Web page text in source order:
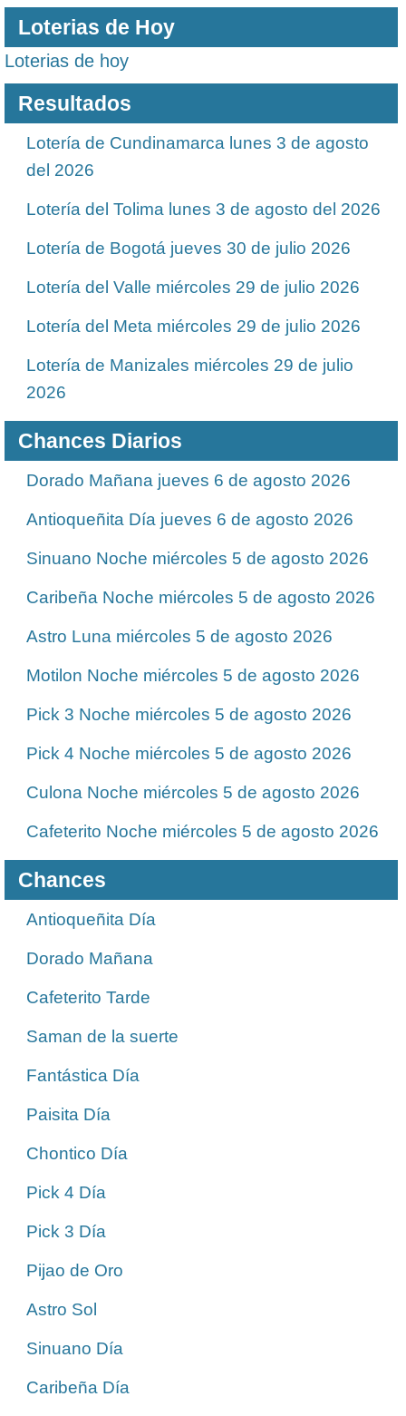
Loterias de Hoy
Loterias de hoy
Resultados
Lotería de Cundinamarca lunes 3 de agosto
del 2026
Lotería del Tolima lunes 3 de agosto del 2026
Lotería de Bogotá jueves 30 de julio 2026
Lotería del Valle miércoles 29 de julio 2026
Lotería del Meta miércoles 29 de julio 2026
Lotería de Manizales miércoles 29 de julio
2026
Chances Diarios
Dorado Mañana jueves 6 de agosto 2026
Antioqueñita Día jueves 6 de agosto 2026
Sinuano Noche miércoles 5 de agosto 2026
Caribeña Noche miércoles 5 de agosto 2026
Astro Luna miércoles 5 de agosto 2026
Motilon Noche miércoles 5 de agosto 2026
Pick 3 Noche miércoles 5 de agosto 2026
Pick 4 Noche miércoles 5 de agosto 2026
Culona Noche miércoles 5 de agosto 2026
Cafeterito Noche miércoles 5 de agosto 2026
Chances
Antioqueñita Día
Dorado Mañana
Cafeterito Tarde
Saman de la suerte
Fantástica Día
Paisita Día
Chontico Día
Pick 4 Día
Pick 3 Día
Pijao de Oro
Astro Sol
Sinuano Día
Caribeña Día